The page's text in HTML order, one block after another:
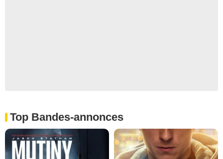
Top Bandes-annonces